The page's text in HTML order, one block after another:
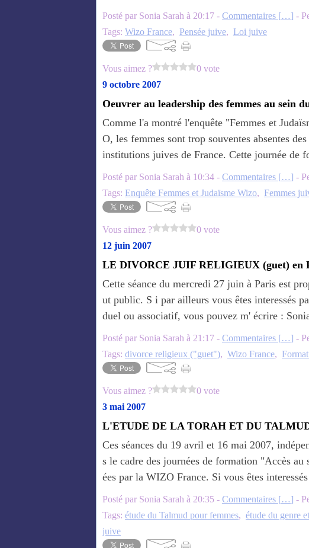
Posté par Sonia Sarah à 20:17 - Commentaires […] -
Tags: Wizo France, Pensée juive, Loi juive
Vous aimez ?
0 vote
9 octobre 2007
Oeuvrer au leadership des femmes au sein
Comme l'a montré l'enquête "Femmes et
O, les femmes sont trop souventes absentes
institutions juives de France. Cette journée de
Posté par Sonia Sarah à 10:34 - Commentaires […] -
Tags: Enquête Femmes et Judaïsme Wizo, Femmes
Vous aimez ?
0 vote
12 juin 2007
LE DIVORCE JUIF RELIGIEUX (guet)
Cette séance du mercredi 27 juin à Paris est
ut public. S i par ailleurs vous êtes interessés
duel ou associatif, vous pouvez m' écrire :
Posté par Sonia Sarah à 21:17 - Commentaires […] -
Tags: divorce religieux ("guet"), Wizo France,
Vous aimez ?
0 vote
3 mai 2007
L'ETUDE DE LA TORAH ET DU
Ces séances du 19 avril et 16 mai 2007,
s le cadre des journées de formation "Accès
ées par la WIZO France. Si vous êtes
Posté par Sonia Sarah à 20:35 - Commentaires […] -
Tags: étude du Talmud pour femmes, étude du genre
juive